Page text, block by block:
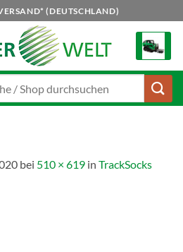
(DEUTSCHLAND)
bei 510 × 619 in TrackSocks